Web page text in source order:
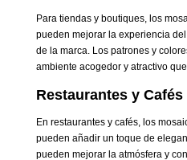
Para tiendas y boutiques, los
pueden mejorar la experiencia
de la marca. Los patrones y
ambiente acogedor y atractivo
Restaurantes y Cafés
En restaurantes y cafés, los
pueden añadir un toque de
pueden mejorar la atmósfera y